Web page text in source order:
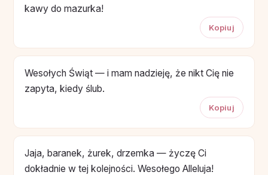
kawy do mazurka!
Kopiuj
Wesołych Świąt — i mam nadzieję, że nikt Cię nie
zapyta, kiedy ślub.
Kopiuj
Jaja, baranek, żurek, drzemka — życzę Ci
dokładnie w tej kolejności. Wesołego Alleluja!